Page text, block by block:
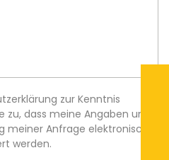
zur Kenntnis
dass meine Angaben und
Anfrage elektronisch
werden.